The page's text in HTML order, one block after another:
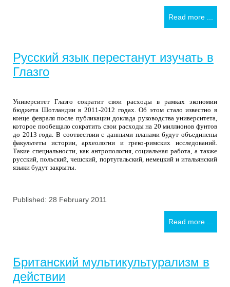
Read more ...
Русский язык перестанут изучать в
Глазго
Университет Глазго сократит свои расходы в рамках экономии
бюджета Шотландии в 2011-2012 годах. Об этом стало известно в
конце февраля после публикации доклада руководства университета,
которое пообещало сократить свои расходы на 20 миллионов фунтов
до 2013 года. В соотвествии с данными планами будут объединены
факультеты истории, археологии и греко-римских исследований.
Такие специальности, как антропология, социальная работа, а также
русский, польский, чешский, португальский, немецкий и итальянский
языки будут закрыты.
Published: 28 February 2011
Read more ...
Британский мультикультурализм в
действии